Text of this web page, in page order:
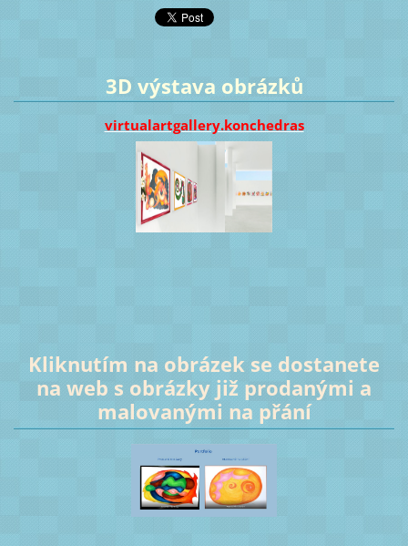
3D výstava obrázků
virtualartgallery.konchedras
Kliknutím na obrázek se dostanete
na web s obrázky již prodanými a
malovanými na přání